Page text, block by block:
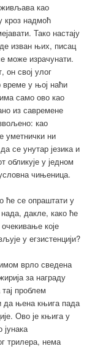
као
кроз надмоћ
Тако настају
изван њих, писац
може израчунати.
он свој улог
у њој наћи
само ово као
из савремене
као
уметнички ни
се унутар језика и
у једном
чињеница.
ће се опраштати у
дакле, како ће
које
у егзистенцији?
врло сведена
за награду
проблем
да њена књига пада
Ово је књига у
трилера, нема